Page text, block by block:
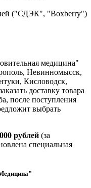
("СДЭК", "Boxberry")
медицина"
Невинномысск,
Кисловодск,
доставку товара
после поступления
выбрать
рублей (за
специальная